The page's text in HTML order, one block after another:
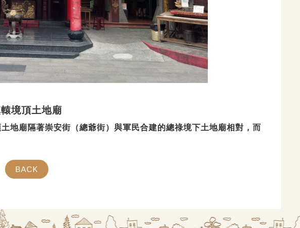
境頂土地廟
廟隔著崇安街（總爺街） 與軍民合建的總祿境下土地廟相對，而
BACK